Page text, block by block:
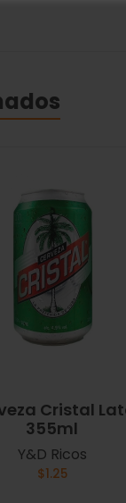
Cristal
355ml
Y&D Ricos
$1.25